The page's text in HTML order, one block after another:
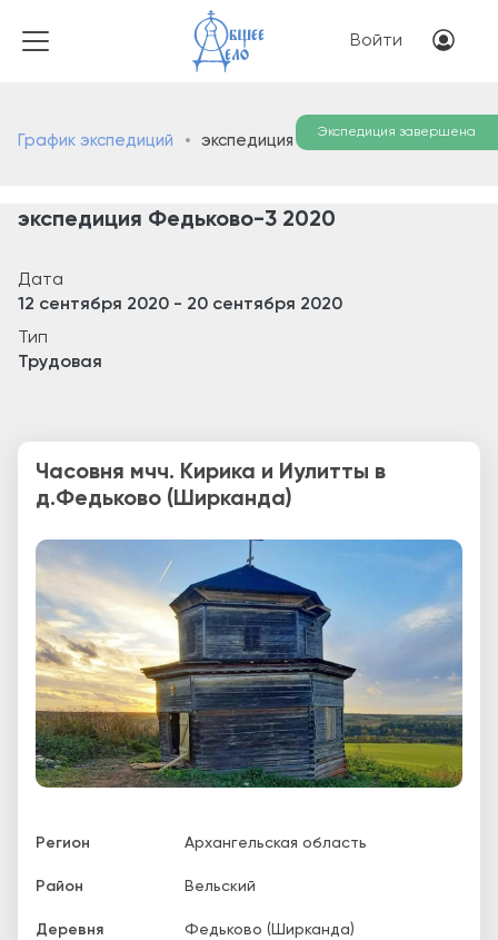
Меню
Войти
График экспедиций экспедиция Федьково-3 2020
экспедиция Федьково-3 2020
Экспедиция завершена
Дата
12 сентября 2020 - 20 сентября 2020
Тип
Трудовая
Часовня мчч. Кирика и Иулитты в
д.Федьково (Ширканда)
Регион Архангельская область
Район Вельский
Деревня Федьково (Ширканда)